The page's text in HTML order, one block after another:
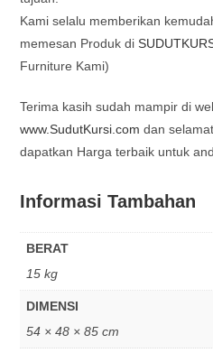
Kami selalu memberikan
memesan Produk di
Furniture Kami)
Terima kasih sudah mampir di
www.SudutKursi.com dan
dapatkan Harga terbaik untuk
Informasi Tambahan
BERAT
15 kg
DIMENSI
54 × 48 × 85 cm